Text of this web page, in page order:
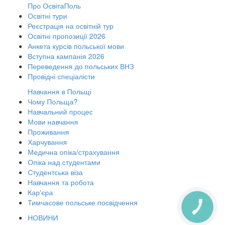
Про ОсвітаПоль
Освітні тури
Реєстрація на освітній тур
Освітні пропозиції 2026
Анкета курсів польської мови
Вступна кампанія 2026
Переведення до польських ВНЗ
Провідні спеціалісти
Навчання в Польщі
Чому Польща?
Навчальний процес
Мови навчання
Проживання
Харчування
Медична опіка/страхування
Опіка над студентами
Студентська віза
Навчання та робота
Кар'єра
Тимчасове польське посвідчення
НОВИНИ
КНОПКА
ЗВ'ЯЗКУ